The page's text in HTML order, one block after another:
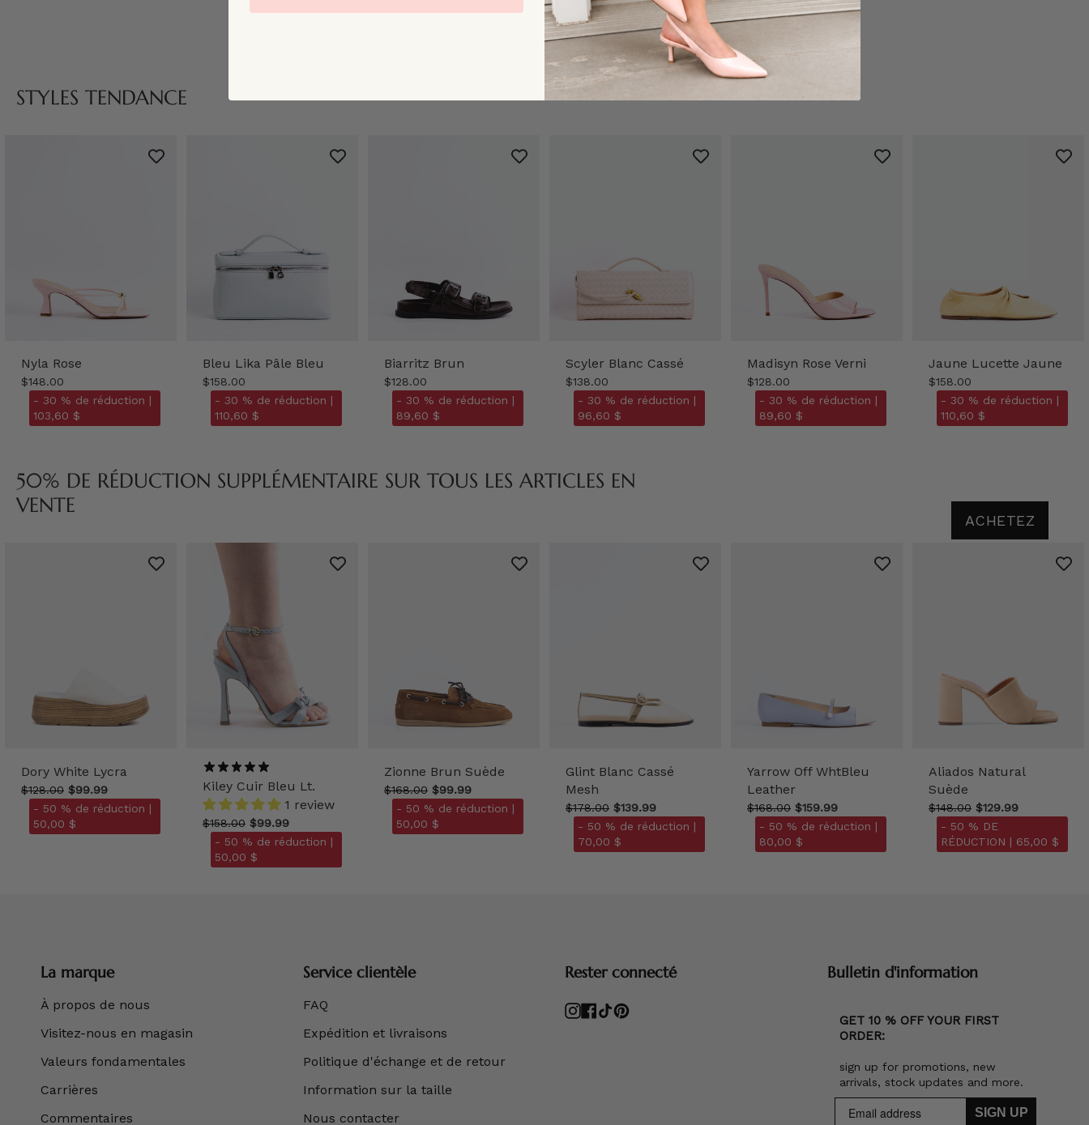
STYLES TENDANCE
Nyla Rose
$148.00
- 30 % de réduction |
103,60 $
Bleu Lika Pâle Bleu
$158.00
- 30 % de réduction |
110,60 $
Biarritz Brun
$128.00
- 30 % de réduction |
89,60 $
Scyler Blanc Cassé
$138.00
- 30 % de réduction |
96,60 $
Madisyn Rose Verni
$128.00
- 30 % de réduction |
89,60 $
Jaune Lucette Jaune
$158.00
- 30 % de réduction |
110,60 $
50% DE RÉDUCTION SUPPLÉMENTAIRE SUR TOUS LES ARTICLES EN
VENTE
ACHETEZ
Dory White Lycra
$128.00 $99.99
- 50 % de réduction |
50,00 $
Kiley Cuir Bleu Lt.
1 review
$158.00 $99.99
- 50 % de réduction |
50,00 $
Zionne Brun Suède
$168.00 $99.99
- 50 % de réduction |
50,00 $
Glint Blanc Cassé
Mesh
$178.00 $139.99
- 50 % de réduction |
70,00 $
Yarrow Off WhtBleu
Leather
$168.00 $159.99
- 50 % de réduction |
80,00 $
Aliados Natural
Suède
$148.00 $129.99
- 50 % DE
RÉDUCTION | 65,00 $
La marque
À propos de nous
Visitez-nous en magasin
Valeurs fondamentales
Carrières
Commentaires
Service clientèle
FAQ
Expédition et livraisons
Politique d'échange et de retour
Information sur la taille
Nous contacter
Rester connecté
Instagram
Facebook
TikTokPinterest
Bulletin d'information
GET 10 % OFF YOUR FIRST
ORDER:
sign up for promotions, new
arrivals, stock updates and more.
SIGN UP